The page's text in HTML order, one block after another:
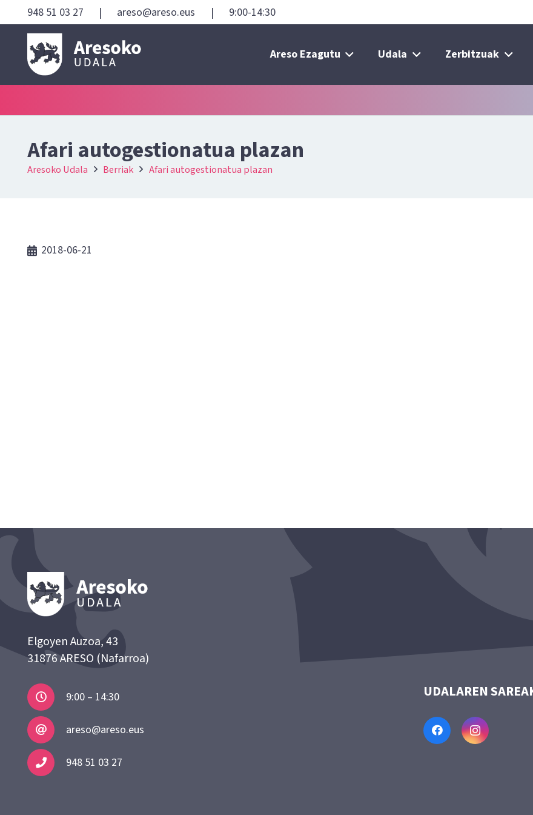
948 51 03 27 | areso@areso.eus | 9:00-14:30
Areso Ezagutu Udala Zerbitzuak
Afari autogestionatua plazan
Aresoko Udala Berriak Afari autogestionatua plazan
2018-06-21
Elgoyen Auzoa, 43
31876 ARESO (Nafarroa)
9:00 – 14:30
areso@areso.eus
948 51 03 27
UDALAREN